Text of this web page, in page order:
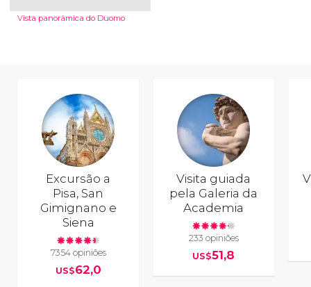
Vista panorâmica do Duomo
Excursão a
Pisa, San
Gimignano e
Siena
7354 opiniões
US$62,0
Visita guiada
pela Galeria da
Academia
233 opiniões
US$51,8